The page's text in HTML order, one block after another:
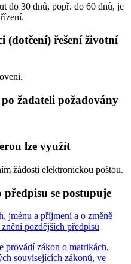
do 30 dnů, popř. do 60 dnů, je
(dotčení) řešení životní
žadateli požadovány
lze využít
žádosti elektronickou poštou.
se postupuje
jménu a příjmení a o změně
pozdějších předpisů
provádí zákon o matrikách,
souvisejících zákonů, ve